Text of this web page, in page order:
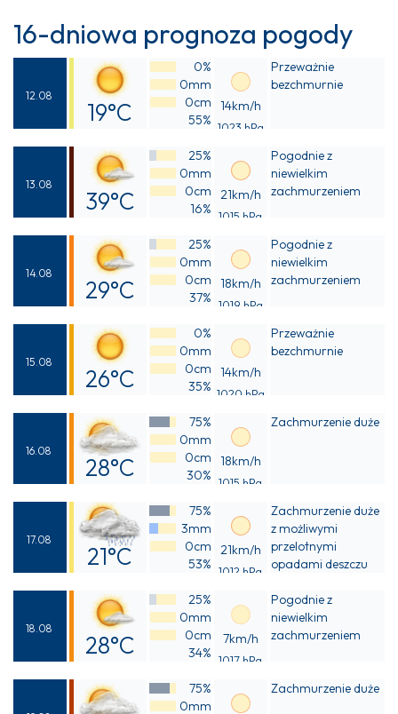
16-dniowa prognoza pogody
12.08
19°C
18°C
0%
0mm
0cm
55%
14km/h
1023 hPa
Przeważnie
bezchmurnie
13.08
39°C
37°C
25%
0mm
0cm
16%
21km/h
1015 hPa
Pogodnie z
niewielkim
zachmurzeniem
14.08
29°C
28°C
25%
0mm
0cm
37%
18km/h
1019 hPa
Pogodnie z
niewielkim
zachmurzeniem
15.08
26°C
25°C
0%
0mm
0cm
35%
14km/h
1020 hPa
Przeważnie
bezchmurnie
16.08
28°C
27°C
75%
0mm
0cm
30%
18km/h
1015 hPa
Zachmurzenie duże
17.08
21°C
21°C
75%
3mm
0cm
53%
21km/h
1012 hPa
Zachmurzenie duże
z możliwymi
przelotnymi
opadami deszczu
18.08
28°C
27°C
25%
0mm
0cm
34%
7km/h
1017 hPa
Pogodnie z
niewielkim
zachmurzeniem
75%
0mm
Zachmurzenie duże